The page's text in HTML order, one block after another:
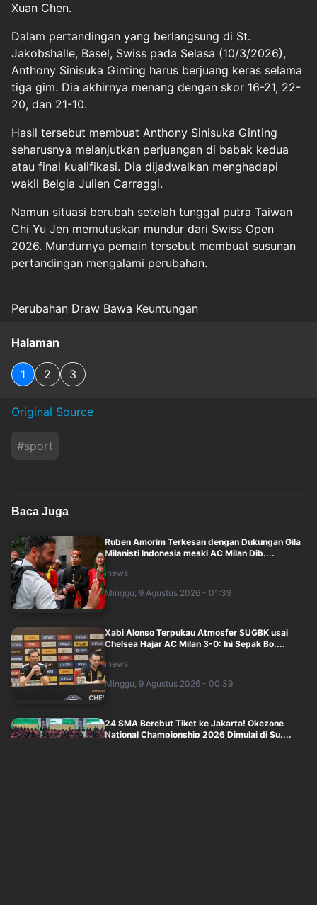
Xuan Chen.
Dalam pertandingan yang berlangsung di St.
Jakobshalle, Basel, Swiss pada Selasa (10/3/2026),
Anthony Sinisuka Ginting harus berjuang keras selama
tiga gim. Dia akhirnya menang dengan skor 16-21, 22-
20, dan 21-10.
Hasil tersebut membuat Anthony Sinisuka Ginting
seharusnya melanjutkan perjuangan di babak kedua
atau final kualifikasi. Dia dijadwalkan menghadapi
wakil Belgia Julien Carraggi.
Namun situasi berubah setelah tunggal putra Taiwan
Chi Yu Jen memutuskan mundur dari Swiss Open
2026. Mundurnya pemain tersebut membuat susunan
pertandingan mengalami perubahan.
Perubahan Draw Bawa Keuntungan
Halaman
1 2 3
Original Source
#sport
Baca Juga
Ruben Amorim Terkesan dengan Dukungan Gila
Milanisti Indonesia meski AC Milan Dib....
inews
Minggu, 9 Agustus 2026 - 01:39
Xabi Alonso Terpukau Atmosfer SUGBK usai
Chelsea Hajar AC Milan 3-0: Ini Sepak Bo....
inews
Minggu, 9 Agustus 2026 - 00:39
24 SMA Berebut Tiket ke Jakarta! Okezone
National Championship 2026 Dimulai di Su....